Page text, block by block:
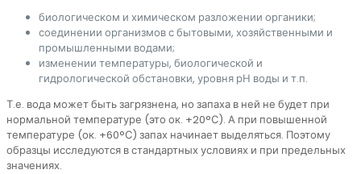
биологическом и химическом разложении органики;
соединении организмов с бытовыми, хозяйственными и
промышленными водами;
изменении температуры, биологической и
гидрологической обстановки, уровня рН воды и т.п.
Т.е. вода может быть загрязнена, но запаха в ней не будет при
нормальной температуре (это ок. +20°С). А при повышенной
температуре (ок. +60°С) запах начинает выделяться. Поэтому
образцы исследуются в стандартных условиях и при предельных
значениях.